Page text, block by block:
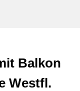
Balkon
Westfl.